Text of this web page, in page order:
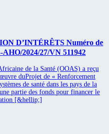
D’INTÉRÊTS Numéro de
2024/27/VN 511942
de la Santé (OOAS) a reçu
duProjet de « Renforcement
de santé dans les pays de la
partie des fonds pour financer le
[&hellip;]